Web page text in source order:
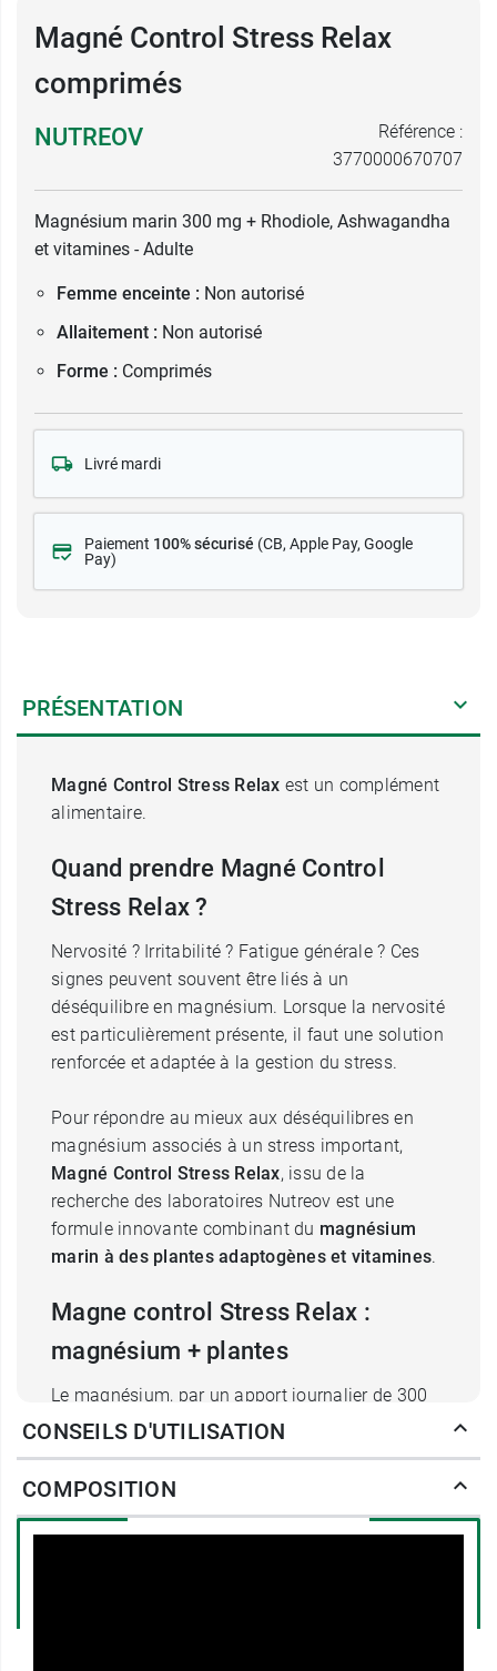
Magné Control Stress Relax
comprimés
NUTREOV
Référence :
3770000670707
Magnésium marin 300 mg + Rhodiole, Ashwagandha
et vitamines - Adulte
Femme enceinte : Non autorisé
Allaitement : Non autorisé
Forme : Comprimés
Livré mardi
Paiement 100% sécurisé (CB, Apple Pay, Google
Pay)
PRÉSENTATION
Magné Control Stress Relax est un complément
alimentaire.
Quand prendre Magné Control
Stress Relax ?
Nervosité ? Irritabilité ? Fatigue générale ? Ces
signes peuvent souvent être liés à un
déséquilibre en magnésium. Lorsque la nervosité
est particulièrement présente, il faut une solution
renforcée et adaptée à la gestion du stress.
Pour répondre au mieux aux déséquilibres en
magnésium associés à un stress important,
Magné Control Stress Relax, issu de la
recherche des laboratoires Nutreov est une
formule innovante combinant du magnésium
marin à des plantes adaptogènes et vitamines.
Magne control Stress Relax :
magnésium + plantes
Le magnésium, par un apport journalier de 300
mg, contribue au fonctionnement normal du
psychologiques normales. Il aide également à
du métabolisme énergétique normal.
CONSEILS D'UTILISATION
COMPOSITION